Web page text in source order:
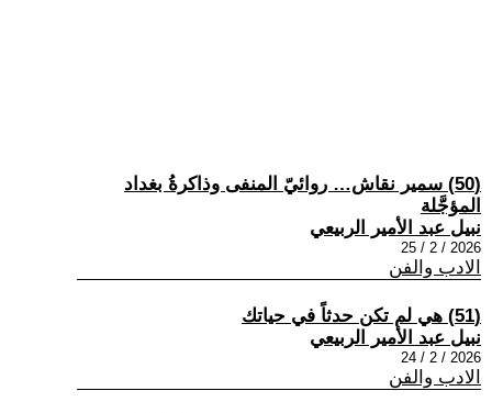
(50) سمير نقاش… روائيّ المنفى وذاكرةُ بغداد
المؤجَّلة
نبيل عبد الأمير الربيعي
2026 / 2 / 25
الادب والفن
(51) هي لم تكن حدثاً في حياتك
نبيل عبد الأمير الربيعي
2026 / 2 / 24
الادب والفن